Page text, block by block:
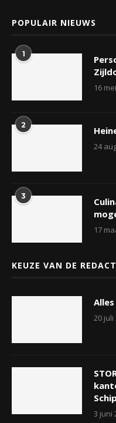
POPULAIR NIEUWS
1
16
2
24
3
17
KEUZE VAN DE
20 juli
3 juni